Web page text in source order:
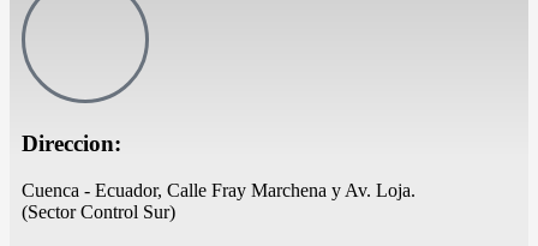
Stands Computadora portatil
Direccion:
Cuenca - Ecuador, Calle Fray Marchena y Av. Loja.
(Sector Control Sur)